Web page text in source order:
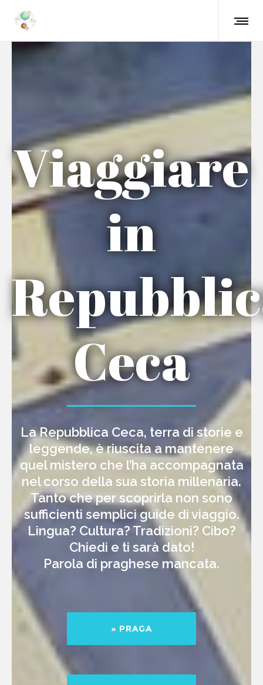
Viaggiare
in
Ceca
La Repubblica Ceca, terra di storie e
leggende, è riuscita a mantenere
quel mistero che l’ha accompagnata
nel corso della sua storia millenaria.
Tanto che per scoprirla non sono
sufficienti semplici guide di viaggio.
Lingua? Cultura? Tradizioni? Cibo?
Chiedi e ti sarà dato!
Parola di praghese mancata.
» PRAGA